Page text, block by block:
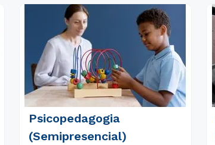
Psicopedagogia
(Semipresencial)